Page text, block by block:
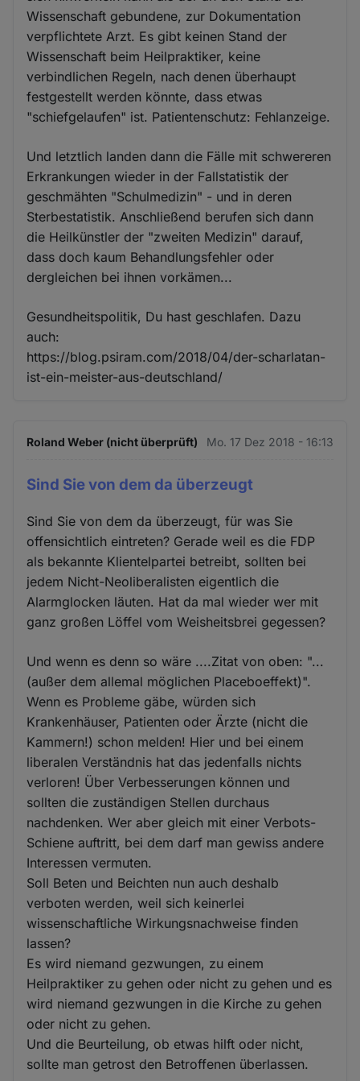
Wissenschaft gebundene, zur Dokumentation
verpflichtete Arzt. Es gibt keinen Stand der
Wissenschaft beim Heilpraktiker, keine
verbindlichen Regeln, nach denen überhaupt
festgestellt werden könnte, dass etwas
"schiefgelaufen" ist. Patientenschutz: Fehlanzeige.
Und letztlich landen dann die Fälle mit schwereren
Erkrankungen wieder in der Fallstatistik der
geschmähten "Schulmedizin" - und in deren
Sterbestatistik. Anschließend berufen sich dann
die Heilkünstler der "zweiten Medizin" darauf,
dass doch kaum Behandlungsfehler oder
dergleichen bei ihnen vorkämen...
Gesundheitspolitik, Du hast geschlafen. Dazu
auch:
https://blog.psiram.com/2018/04/der-scharlatan-
ist-ein-meister-aus-deutschland/
Roland Weber (nicht überprüft) Mo. 17 Dez 2018 - 16:13
Sind Sie von dem da überzeugt
Sind Sie von dem da überzeugt, für was Sie
offensichtlich eintreten? Gerade weil es die FDP
als bekannte Klientelpartei betreibt, sollten bei
jedem Nicht-Neoliberalisten eigentlich die
Alarmglocken läuten. Hat da mal wieder wer mit
ganz großen Löffel vom Weisheitsbrei gegessen?
Und wenn es denn so wäre ....Zitat von oben: "...
(außer dem allemal möglichen Placeboeffekt)".
Wenn es Probleme gäbe, würden sich
Krankenhäuser, Patienten oder Ärzte (nicht die
Kammern!) schon melden! Hier und bei einem
liberalen Verständnis hat das jedenfalls nichts
verloren! Über Verbesserungen können und
sollten die zuständigen Stellen durchaus
nachdenken. Wer aber gleich mit einer Verbots-
Schiene auftritt, bei dem darf man gewiss andere
Interessen vermuten.
Soll Beten und Beichten nun auch deshalb
verboten werden, weil sich keinerlei
wissenschaftliche Wirkungsnachweise finden
lassen?
Es wird niemand gezwungen, zu einem
Heilpraktiker zu gehen oder nicht zu gehen und es
wird niemand gezwungen in die Kirche zu gehen
oder nicht zu gehen.
Und die Beurteilung, ob etwas hilft oder nicht,
sollte man getrost den Betroffenen überlassen.